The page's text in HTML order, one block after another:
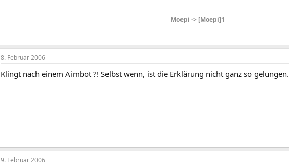
Moepi -> [Moepi]1
8. Februar 2006
Klingt nach einem Aimbot ?! Selbst wenn, ist die Erklärung nicht ganz so gelungen.
9. Februar 2006